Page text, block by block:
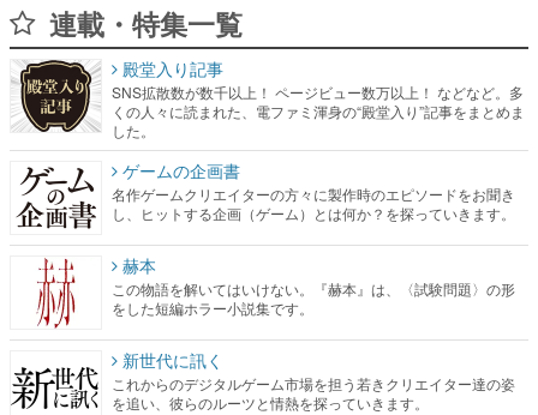
連載・特集一覧
殿堂入り記事
SNS拡散数が数千以上！ ページビュー数万以上！ などなど。多
くの人々に読まれた、電ファミ渾身の“殿堂入り”記事をまとめま
した。
ゲームの企画書
名作ゲームクリエイターの方々に製作時のエピソードをお聞き
し、ヒットする企画（ゲーム）とは何か？を探っていきます。
赫本
この物語を解いてはいけない。『赫本』は、〈試験問題〉の形
をした短編ホラー小説集です。
新世代に訊く
これからのデジタルゲーム市場を担う若きクリエイター達の姿
を追い、彼らのルーツと情熱を探っていきます。